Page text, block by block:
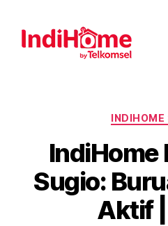
INDIHOME
IndiHome
Sugio:
Aktif